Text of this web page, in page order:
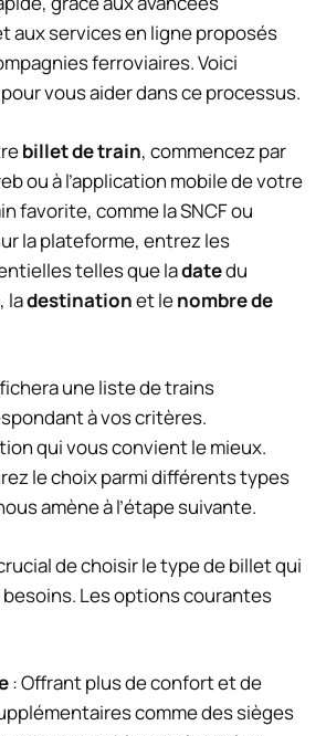
aux services en ligne proposés
ferroviaires. Voici
vous aider dans ce processus.
billet de train, commencez par
ou à l’application mobile de votre
favorite, comme la SNCF ou
la plateforme, entrez les
telles que ladatedu
, ladestinationet lenombre de
une liste de trains
à vos critères.
qui vous convient le mieux.
le choix parmi différents types
amène à l’étape suivante.
de choisir le type de billet qui
Les options courantes
: Offrant plus de confort et de
comme des sièges